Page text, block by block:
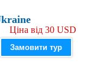
Ціна від 30 USD
Замовити тур